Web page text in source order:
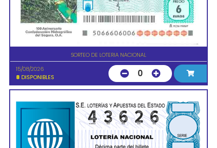
SORTEO DE LOTERIA NACIONAL
15/08/2026
8 DISPONIBLES 0